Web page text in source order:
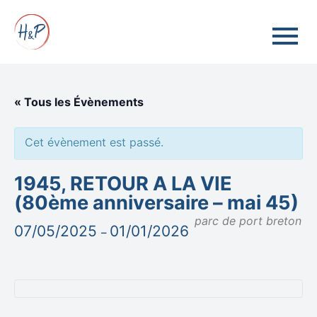
« Tous les Évènements
Cet évènement est passé.
1945, RETOUR A LA VIE
(80ème anniversaire – mai 45)
07/05/2025 – 01/01/2026
parc de port breton